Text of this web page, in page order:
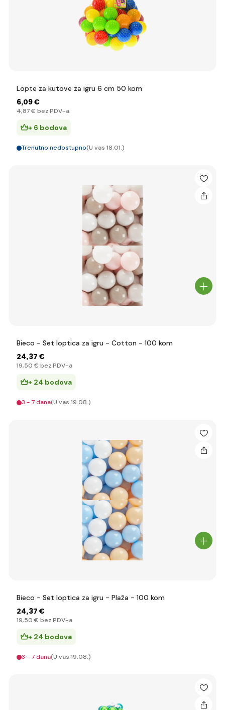
Lopte za kutove za igru 6 cm 50 kom
6,09 €
4,87 € bez PDV-a
+ 6 bodova
Trenutno nedostupno(U vas 18.01.)
Bieco - Set loptica za igru - Cotton - 100 kom
24,37 €
19,50 € bez PDV-a
+ 24 bodova
3 - 7 dana(U vas 19.08.)
Bieco - Set loptica za igru - Plaža - 100 kom
24,37 €
19,50 € bez PDV-a
+ 24 bodova
3 - 7 dana(U vas 19.08.)